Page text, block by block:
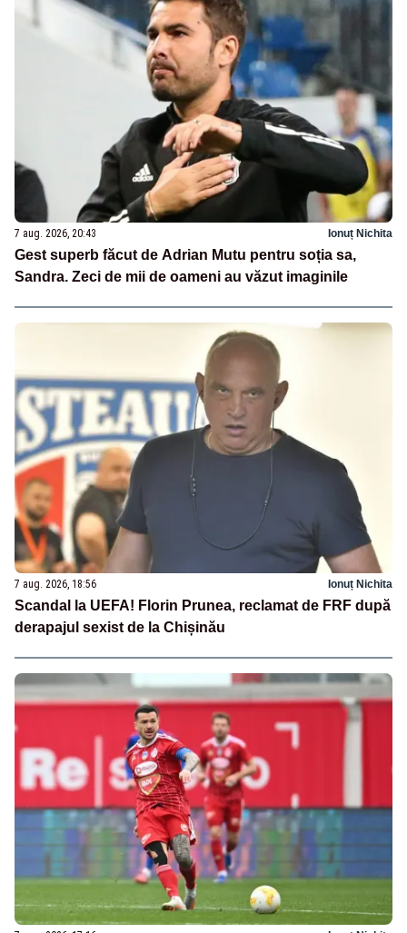
7 aug. 2026, 20:43 Ionuț Nichita
Gest superb făcut de Adrian Mutu pentru soția sa,
Sandra. Zeci de mii de oameni au văzut imaginile
7 aug. 2026, 18:56 Ionuț Nichita
Scandal la UEFA! Florin Prunea, reclamat de FRF după
derapajul sexist de la Chișinău